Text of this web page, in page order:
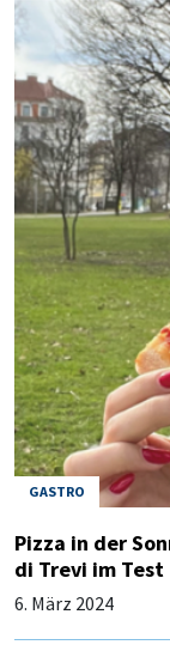
GASTRO
Pizza in der
di Trevi im Test
6. März 2024